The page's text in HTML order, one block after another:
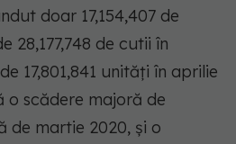
doar 17,154,407 de
28,177,748 de cutii în
17,801,841 unități în aprilie
o scădere majoră de
de martie 2020, și o